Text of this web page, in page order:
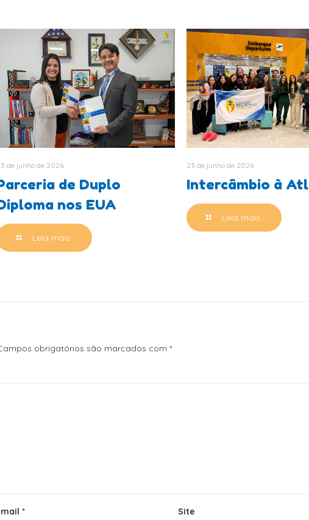
de junho de 2026
de Duplo
nos EUA
Leia mais
23 de junho de 2026
Intercâmbio à
Leia mais
obrigatórios são marcados com*
mail* Site